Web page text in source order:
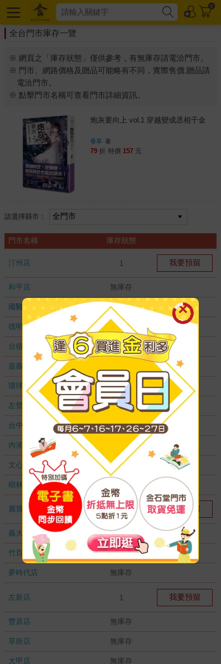
0
全台門市庫存一覽
※ 網頁之「庫存狀態」僅供參考，有無庫存請電洽門市。
※ 門市、網路價格及贈品可能略有不同，實際售價.贈品請
電洽門市。
※ 點擊門市名稱可查看門市詳細資訊。
炮灰要向上 vol.1 穿越變成丞相千金
香草 著
79 折 特價 157 元
請選擇縣市：
門市名稱 庫存狀態
汀州店 1 我要預留
和平店 無庫存
國醫加盟店 無庫存
德明加盟店 無庫存
台積店 無庫存
嘉義耐斯店
環球店 無庫存
左營店 無庫存
台中秀泰店 無庫存
內湖大潤發 無庫存
文心店 無庫存
樹林店 無庫存
麗寶店 1 我要預留
義大店 無庫存
竹百店 無庫存
夢時代店 無庫存
左新店 1 我要預留
豐原店 無庫存
草衙店 無庫存
大甲店 無庫存